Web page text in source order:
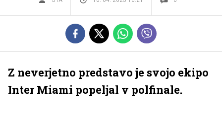
Z neverjetno predstavo je svojo ekipo
Inter Miami popeljal v polfinale.